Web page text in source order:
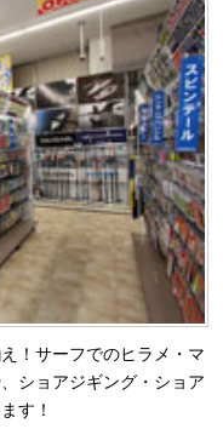
！サーフでのヒラメ・マ
ショアジギング・ショア
す！